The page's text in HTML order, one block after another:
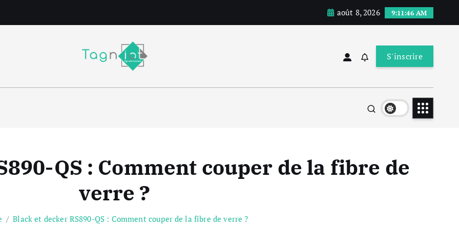
août 8, 2026 9:11:47 AM
S'inscrire
QS : Comment couper de la fibre de
verre ?
Black et decker RS890-QS : Comment couper de la fibre de verre ?